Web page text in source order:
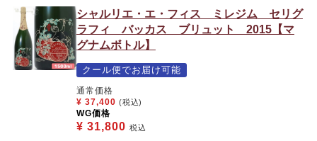
シャルリエ・エ・フィス ミレジム セリグ
ラフィ バッカス ブリュット 2015【マ
グナムボトル】
クール便でお届け可能
通常価格
¥ 37,400 (税込)
WG価格
¥ 31,800 税込